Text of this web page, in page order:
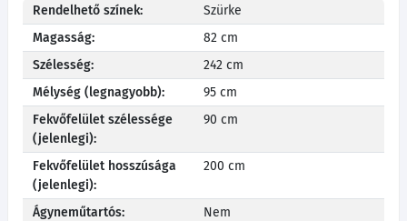
Rendelhető színek:
Szürke
Magasság:
82 cm
Szélesség:
242 cm
Mélység (legnagyobb):
95 cm
Fekvőfelület szélessége
(jelenlegi):
90 cm
Fekvőfelület hosszúsága
(jelenlegi):
200 cm
Ágyneműtartós:
Nem